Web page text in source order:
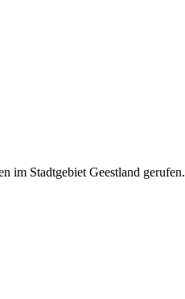
im Stadtgebiet Geestland gerufen.